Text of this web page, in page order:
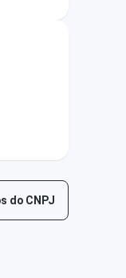
do CNPJ